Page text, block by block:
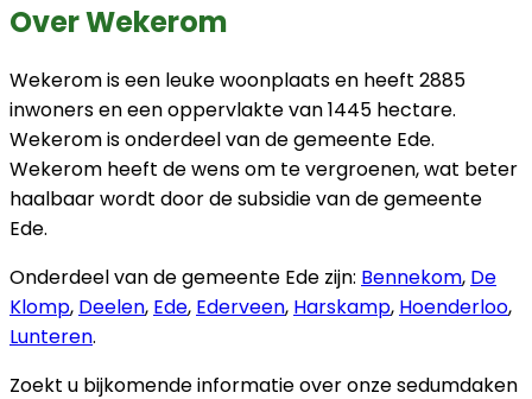
Over Wekerom
Wekerom is een leuke woonplaats en heeft 2885
inwoners en een oppervlakte van 1445 hectare.
Wekerom is onderdeel van de gemeente Ede.
Wekerom heeft de wens om te vergroenen, wat beter
haalbaar wordt door de subsidie van de gemeente
Ede.
Onderdeel van de gemeente Ede zijn: Bennekom, De
Klomp, Deelen, Ede, Ederveen, Harskamp, Hoenderloo,
Lunteren.
Zoekt u bijkomende informatie over onze sedumdaken